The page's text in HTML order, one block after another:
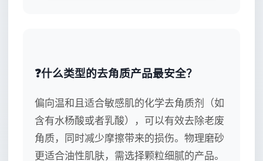
❓什么类型的去角质产品最安全？
偏向温和且适合敏感肌的化学去角质剂（如
含有水杨酸或者乳酸），可以有效去除老废
角质，同时减少摩擦带来的损伤。物理磨砂
更适合油性肌肤，需选择颗粒细腻的产品。